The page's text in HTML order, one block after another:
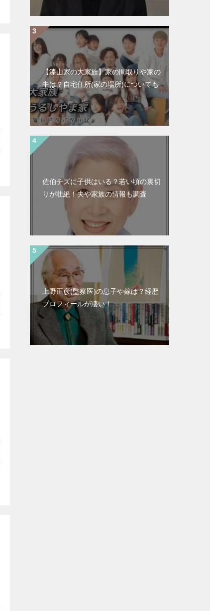
【漆山家の大家族】家の間取りや家の
中は？自宅住所(家の場所)についても
佐伯チズに子供はいる？若い頃の裏切
りが壮絶！夫や家族の情報も調査
上野正彦(監察医)の息子や嫁は？経歴
プロフィールが凄い！